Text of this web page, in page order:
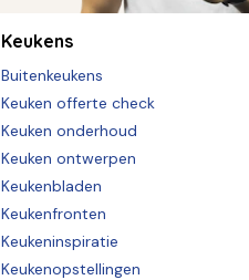
Keukens
Buitenkeukens
Keuken offerte check
Keuken onderhoud
Keuken ontwerpen
Keukenbladen
Keukenfronten
Keukeninspiratie
Keukenopstellingen